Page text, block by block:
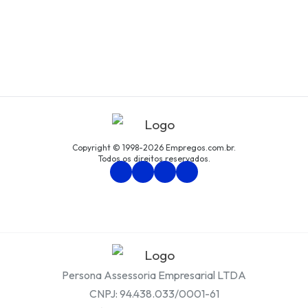
Copyright © 1998-2026 Empregos.com.br.
Todos os direitos reservados.
Persona Assessoria Empresarial LTDA
CNPJ: 94.438.033/0001-61